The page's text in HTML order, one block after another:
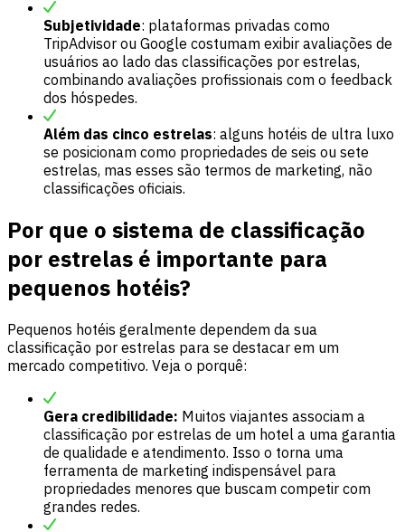
Subjetividade: plataformas privadas como
TripAdvisor ou Google costumam exibir avaliações de
usuários ao lado das classificações por estrelas,
combinando avaliações profissionais com o feedback
dos hóspedes.
Além das cinco estrelas: alguns hotéis de ultra luxo
se posicionam como propriedades de seis ou sete
estrelas, mas esses são termos de marketing, não
classificações oficiais.
Por que o sistema de classificação
por estrelas é importante para
pequenos hotéis?
Pequenos hotéis geralmente dependem da sua
classificação por estrelas para se destacar em um
mercado competitivo. Veja o porquê:
Gera credibilidade: Muitos viajantes associam a
classificação por estrelas de um hotel a uma garantia
de qualidade e atendimento. Isso o torna uma
ferramenta de marketing indispensável para
propriedades menores que buscam competir com
grandes redes.